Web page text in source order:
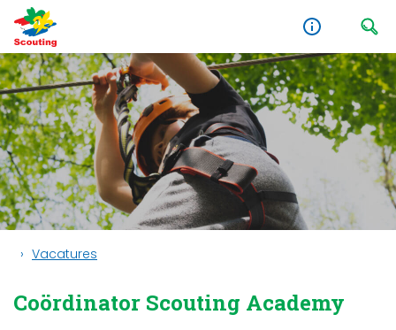
Vacatures
Coördinator Scouting Academy